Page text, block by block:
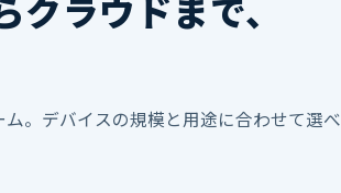
。デバイスの規模と用途に合わせて選べ